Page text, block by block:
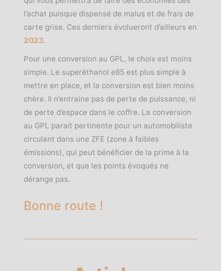
l’achat puisque dispensé de malus et de frais de
carte grise. Ces derniers évolueront d’ailleurs en
2023.
Pour une conversion au GPL, le choix est moins
simple. Le superéthanol e85 est plus simple à
mettre en place, et la conversion est bien moins
chère. Il n’entraine pas de perte de puissance, ni
de perte d’espace dans le coffre. La conversion
au GPL parait pertinente pour un automobiliste
circulant dans une ZFE (zone à faibles
émissions), qui peut bénéficier de la prime à la
conversion, et que les points évoqués ne
dérange pas.
Bonne route !